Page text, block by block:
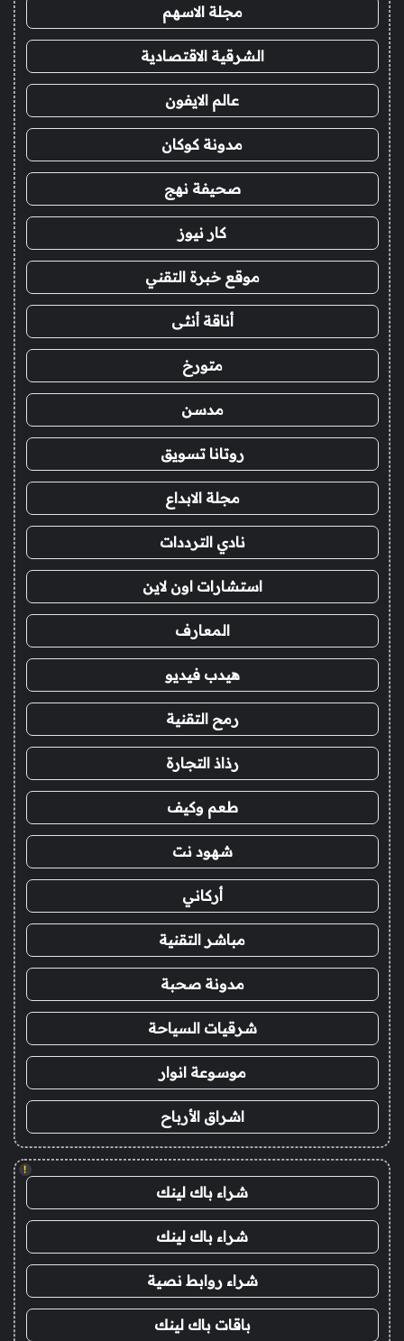
مجلة الاسهم
الشرقية الاقتصادية
عالم الايفون
مدونة كوكان
صحيفة نهج
كار نيوز
موقع خبرة التقني
أناقة أنثى
متورخ
مدسن
روتانا تسويق
مجلة الابداع
نادي الترددات
استشارات اون لاين
المعارف
هيدب فيديو
رمح التقنية
رذاذ التجارة
طعم وكيف
شهود نت
أركاني
مباشر التقنية
مدونة صحبة
شرقيات السياحة
موسوعة انوار
اشراق الأرباح
!
شراء باك لينك
شراء باك لينك
شراء روابط نصية
باقات باك لينك